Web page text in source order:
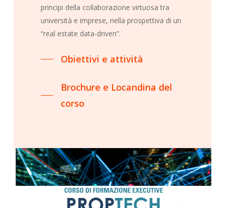
principi della collaborazione virtuosa tra
università e imprese, nella prospettiva di un
“real estate data-driven”.
Obiettivi e attività
Brochure e Locandina del
corso